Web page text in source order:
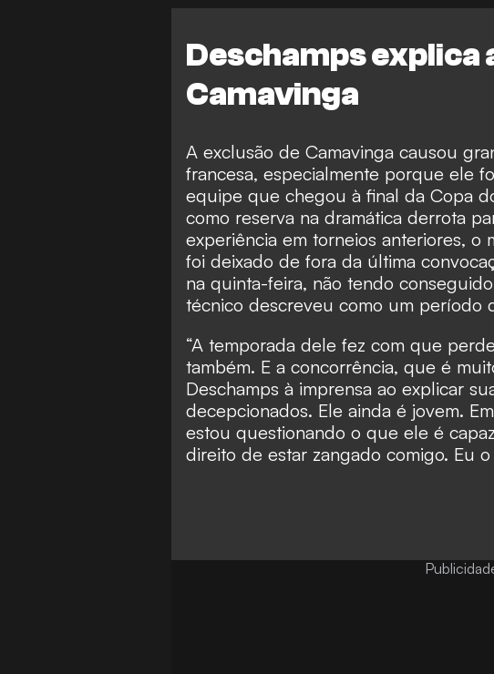
Deschamps explica
Camavinga
A exclusão de Camavinga causou
francesa, especialmente porque ele
equipe que chegou à final da Copa
como reserva na dramática derrota
experiência em torneios anteriores, o
foi deixado de fora da última
na quinta-feira, não tendo
técnico descreveu como um período
“A temporada dele fez com que
também. E a concorrência, que é
Deschamps à imprensa ao explicar
decepcionados. Ele ainda é jovem.
estou questionando o que ele é
direito de estar zangado comigo. Eu o